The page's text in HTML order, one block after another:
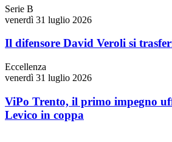
Serie B
venerdì 31 luglio 2026
Il difensore David Veroli si
Eccellenza
venerdì 31 luglio 2026
ViPo Trento, il primo impegno
Levico in coppa